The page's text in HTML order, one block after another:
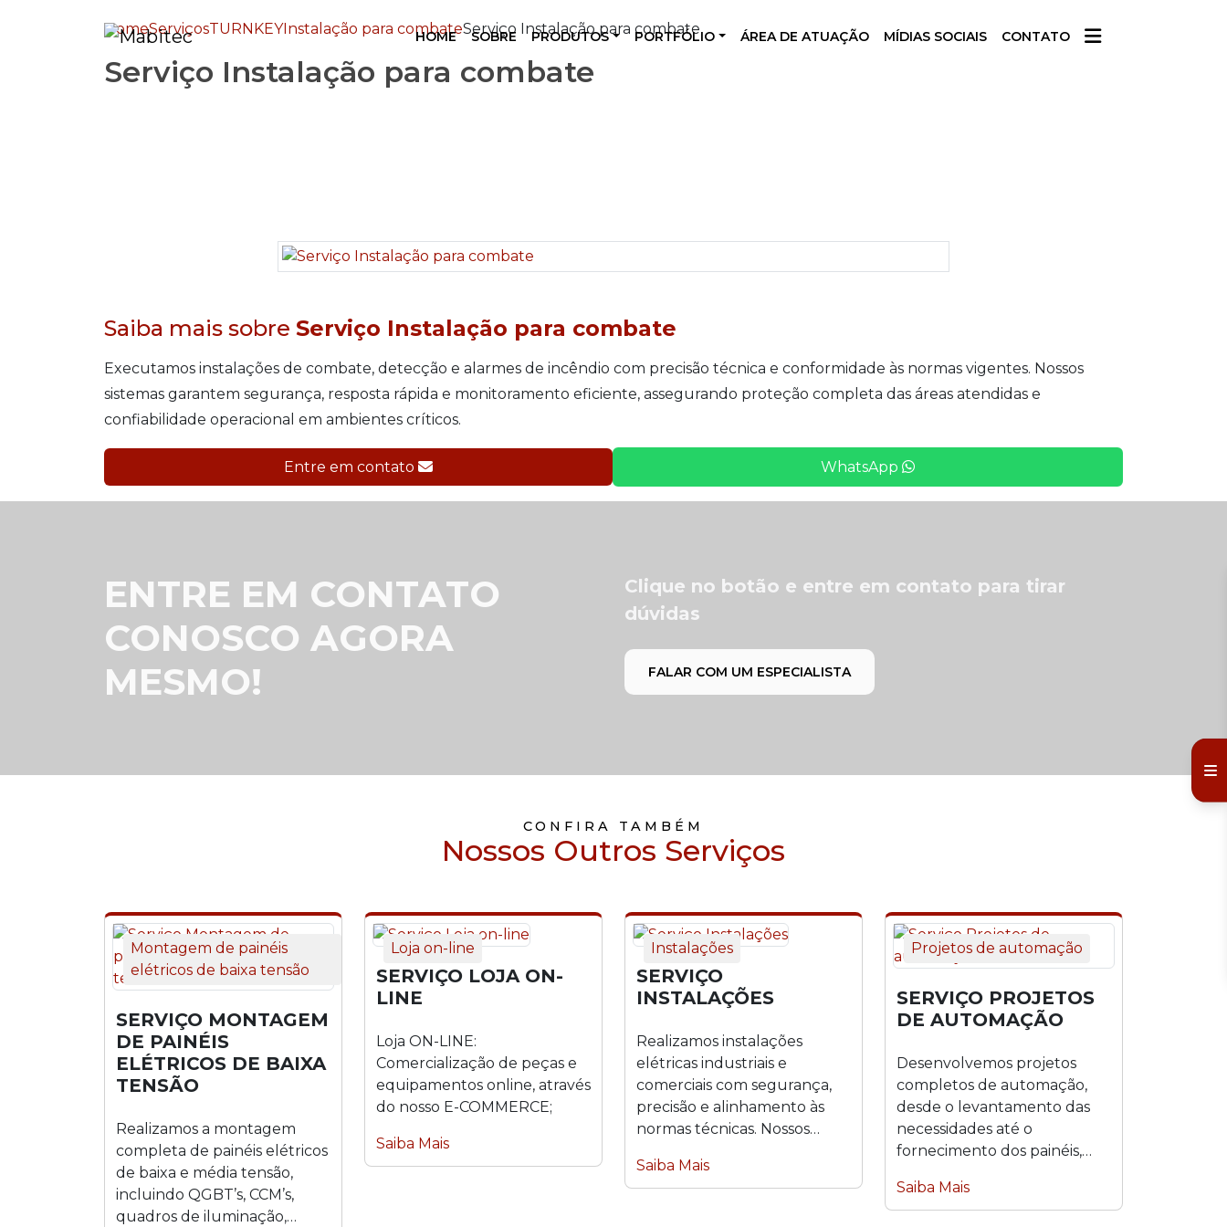
HOME SOBRE PRODUTOS PORTFÓLIO ÁREA DE ATUAÇÃO MÍDIAS SOCIAIS CONTATO
HomeServiçosTURNKEYInstalação para combateServiço Instalação para combate
Serviço Instalação para combate
Saiba mais sobre Serviço Instalação para combate
Executamos instalações de combate, detecção e alarmes de incêndio com precisão técnica e conformidade às normas vigentes. Nossos
sistemas garantem segurança, resposta rápida e monitoramento eficiente, assegurando proteção completa das áreas atendidas e
confiabilidade operacional em ambientes críticos.
Entre em contato WhatsApp
ENTRE EM CONTATO
CONOSCO AGORA
MESMO!
Clique no botão e entre em contato para tirar
dúvidas
FALAR COM UM ESPECIALISTA
CONFIRA TAMBÉM
Nossos Outros Serviços
Montagem de painéis
elétricos de baixa tensão
SERVIÇO MONTAGEM
DE PAINÉIS
ELÉTRICOS DE BAIXA
TENSÃO
Realizamos a montagem
completa de painéis elétricos
de baixa e média tensão,
incluindo QGBT’s, CCM’s,
quadros de iluminação,
Loja on-line
SERVIÇO LOJA ON-
LINE
Loja ON-LINE:
Comercialização de peças e
equipamentos online, através
do nosso E-COMMERCE;
Saiba Mais
Instalações
SERVIÇO
INSTALAÇÕES
Realizamos instalações
elétricas industriais e
comerciais com segurança,
precisão e alinhamento às
normas técnicas. Nossos
infraestrutura...
Saiba Mais
Projetos de automação
SERVIÇO PROJETOS
DE AUTOMAÇÃO
Desenvolvemos projetos
completos de automação,
desde o levantamento das
necessidades até o
fornecimento dos painéis,
comissionamento e start-up.
Saiba Mais